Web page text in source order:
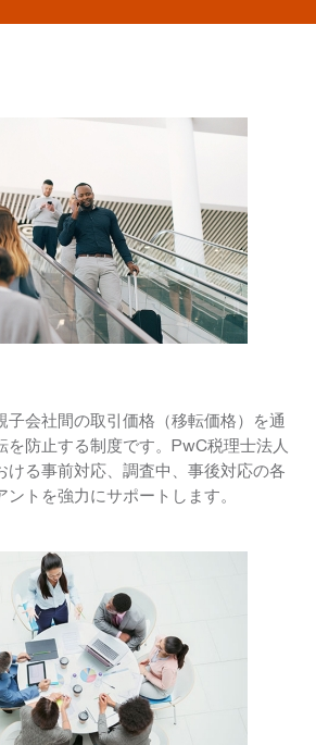
子会社間の取引価格（移転価格）を通
を防止する制度です。PwC税理士法人
ける事前対応、調査中、事後対応の各
トを強力にサポートします。